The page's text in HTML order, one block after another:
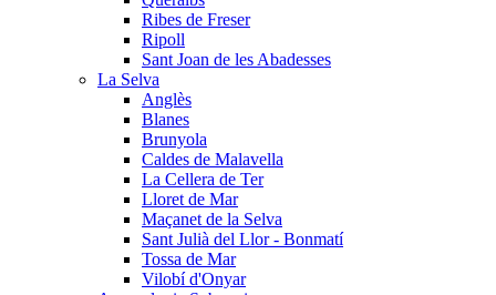
Ribes de Freser
Ripoll
Sant Joan de les Abadesses
La Selva
Anglès
Blanes
Brunyola
Caldes de Malavella
La Cellera de Ter
Lloret de Mar
Maçanet de la Selva
Sant Julià del Llor - Bonmatí
Tossa de Mar
Vilobí d'Onyar